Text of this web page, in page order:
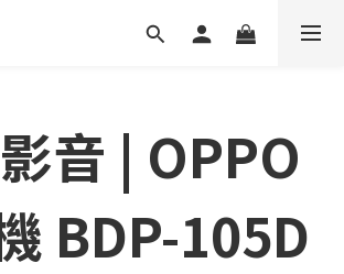
音 | OPPO
BDP-105D